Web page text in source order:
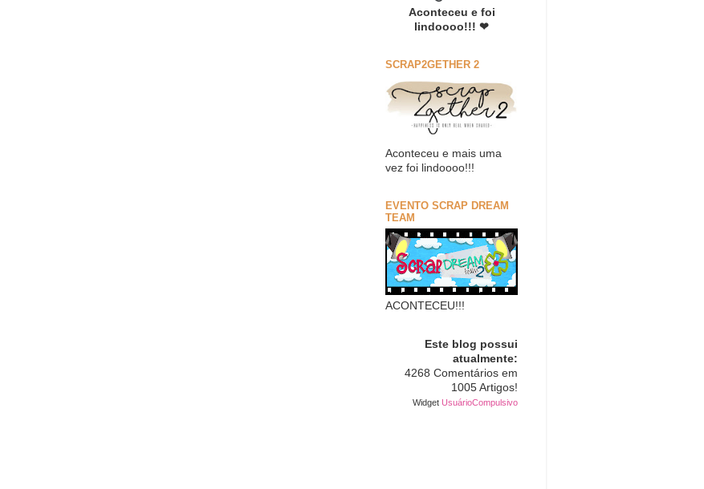
Aconteceu e foi
lindoooo!!! ❤
SCRAP2GETHER 2
Aconteceu e mais uma
vez foi lindoooo!!!
EVENTO SCRAP DREAM
TEAM
ACONTECEU!!!
Este blog possui
atualmente:
4268 Comentários em
1005 Artigos!
Widget UsuárioCompulsivo